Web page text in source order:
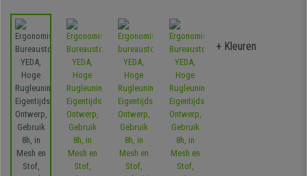
+ Kleuren